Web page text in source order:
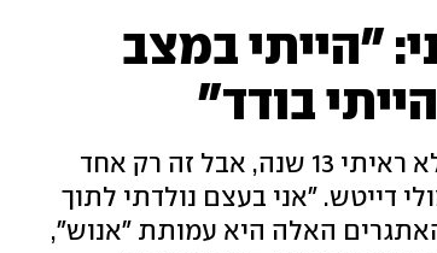
"הייתי במצב
בודד"
"אין יום שאני לא חושב על הבת שלי, שאותה לא ראיתי 13 שנה, אבל זה רק אחד
דייטש. "אני בעצם נולדתי לתוך
האלה היא עמותת "אנוש",